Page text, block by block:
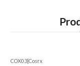
COX03 Cosrx